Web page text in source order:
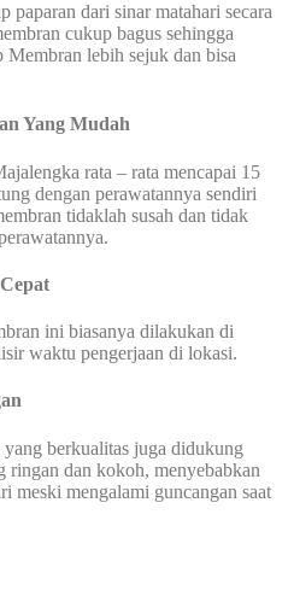
paparan dari sinar matahari secara
cukup bagus sehingga
lebih sejuk dan bisa
Yang Mudah
rata – rata mencapai 15
dengan perawatannya sendiri
tidaklah susah dan tidak
ini biasanya dilakukan di
waktu pengerjaan di lokasi.
berkualitas juga didukung
ringan dan kokoh, menyebabkan
meski mengalami guncangan saat